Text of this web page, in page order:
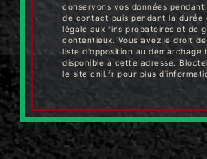
conservons vos données
de contact puis pendant la durée
légale aux fins probatoires et de
contentieux. Vous avez le droit
liste d'opposition au démarchage
disponible à cette adresse:
le site cnil.fr pour plus